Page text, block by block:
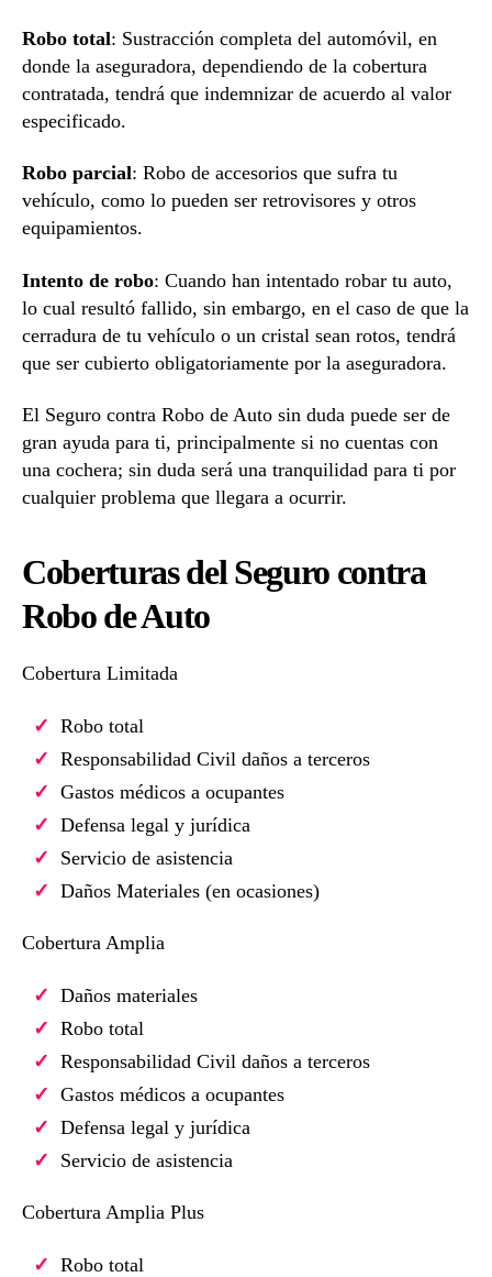
Robo total: Sustracción completa del automóvil, en
donde la aseguradora, dependiendo de la cobertura
contratada, tendrá que indemnizar de acuerdo al valor
especificado.
Robo parcial: Robo de accesorios que sufra tu
vehículo, como lo pueden ser retrovisores y otros
equipamientos.
Intento de robo: Cuando han intentado robar tu auto,
lo cual resultó fallido, sin embargo, en el caso de que la
cerradura de tu vehículo o un cristal sean rotos, tendrá
que ser cubierto obligatoriamente por la aseguradora.
El Seguro contra Robo de Auto sin duda puede ser de
gran ayuda para ti, principalmente si no cuentas con
una cochera; sin duda será una tranquilidad para ti por
cualquier problema que llegara a ocurrir.
Coberturas del Seguro contra
Robo de Auto
Cobertura Limitada
Robo total
Responsabilidad Civil daños a terceros
Gastos médicos a ocupantes
Defensa legal y jurídica
Servicio de asistencia
Daños Materiales (en ocasiones)
Cobertura Amplia
Daños materiales
Robo total
Responsabilidad Civil daños a terceros
Gastos médicos a ocupantes
Defensa legal y jurídica
Servicio de asistencia
Cobertura Amplia Plus
Robo total